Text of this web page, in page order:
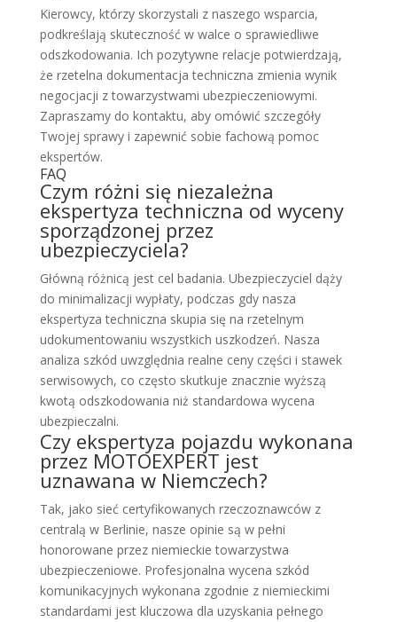
Kierowcy, którzy skorzystali z naszego wsparcia,
podkreślają skuteczność w walce o sprawiedliwe
odszkodowania. Ich pozytywne relacje potwierdzają,
że rzetelna dokumentacja techniczna zmienia wynik
negocjacji z towarzystwami ubezpieczeniowymi.
Zapraszamy do kontaktu, aby omówić szczegóły
Twojej sprawy i zapewnić sobie fachową pomoc
ekspertów.
FAQ
Czym różni się niezależna
ekspertyza techniczna od wyceny
sporządzonej przez
ubezpieczyciela?
Główną różnicą jest cel badania. Ubezpieczyciel dąży
do minimalizacji wypłaty, podczas gdy nasza
ekspertyza techniczna skupia się na rzetelnym
udokumentowaniu wszystkich uszkodzeń. Nasza
analiza szkód uwzględnia realne ceny części i stawek
serwisowych, co często skutkuje znacznie wyższą
kwotą odszkodowania niż standardowa wycena
ubezpieczalni.
Czy ekspertyza pojazdu wykonana
przez MOTOEXPERT jest
uznawana w Niemczech?
Tak, jako sieć certyfikowanych rzeczoznawców z
centralą w Berlinie, nasze opinie są w pełni
honorowane przez niemieckie towarzystwa
ubezpieczeniowe. Profesjonalna wycena szkód
komunikacyjnych wykonana zgodnie z niemieckimi
standardami jest kluczowa dla uzyskania pełnego